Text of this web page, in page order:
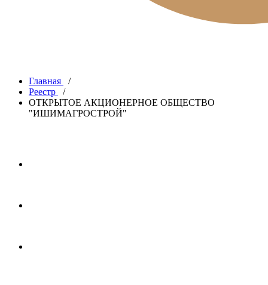
Главная
/
Реестр
/
ОТКРЫТОЕ АКЦИОНЕРНОЕ ОБЩЕСТВО
"ИШИМАГРОСТРОЙ"